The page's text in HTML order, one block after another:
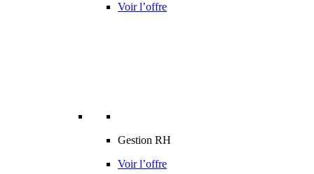
Voir l’offre
Gestion RH
Voir l’offre